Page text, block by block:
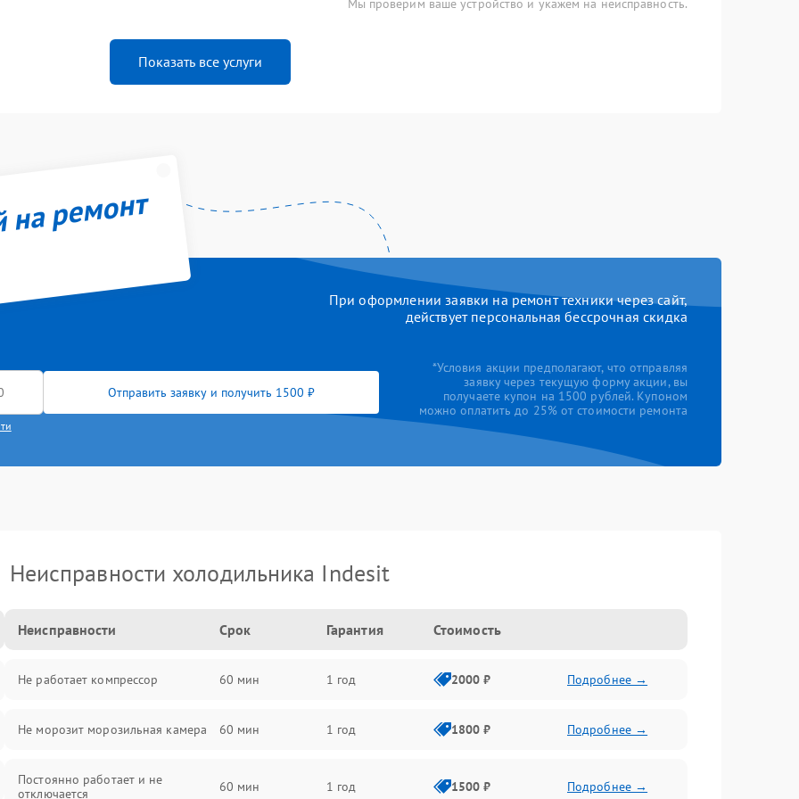
Мы проверим ваше устройство и укажем на неисправность.
Показать все услуги
ремонт
При оформлении заявки на ремонт техники через сайт,
действует персональная бессрочная скидка
Отправить заявку и получить 1500 ₽
*Условия акции предполагают, что отправляя
заявку через текущую форму акции, вы
получаете купон на 1500 рублей. Купоном
можно оплатить до 25% от стоимости ремонта
Неисправности холодильника Indesit
Неисправности Срок Гарантия Стоимость
Не работает компрессор 60 мин 1 год 2000 ₽ Подробнее →
Не морозит морозильная камера 60 мин 1 год 1800 ₽ Подробнее →
Постоянно работает и не
отключается
60 мин 1 год 1500 ₽ Подробнее →